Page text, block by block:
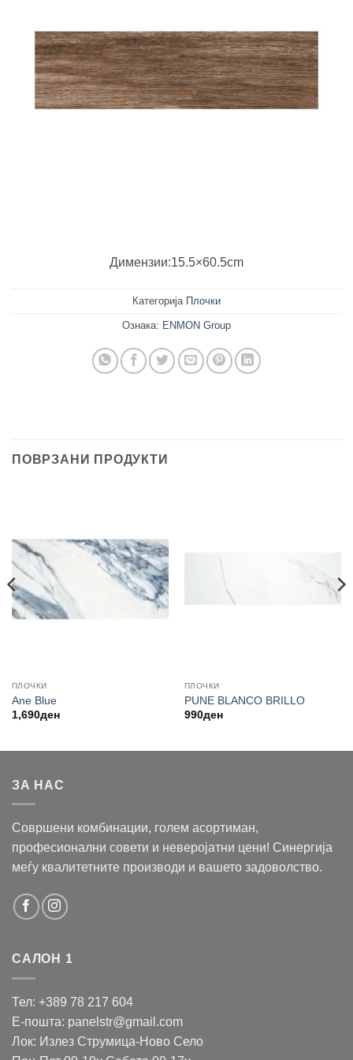
Димензии:15.5×60.5cm
Категорија Плочки
Ознака: ENMON Group
ПОВРЗАНИ ПРОДУКТИ
ПЛОЧКИ
Ane Blue
1,690ден
ПЛОЧКИ
PUNE BLANCO BRILLO
990ден
ЗА НАС
Совршени комбинации, голем асортиман,
професионални совети и неверојатни цени! Синергија
меѓу квалитетните производи и вашето задоволство.
САЛОН 1
Тел: +389 78 217 604
Е-пошта: panelstr@gmail.com
Лок: Излез Струмица-Ново Село